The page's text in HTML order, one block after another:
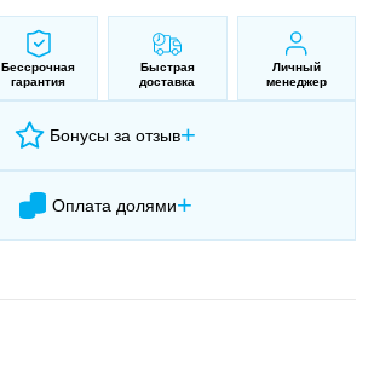
Бессрочная
гарантия
Быстрая
доставка
Личный
менеджер
Бонусы за отзыв+
Оплата долями+